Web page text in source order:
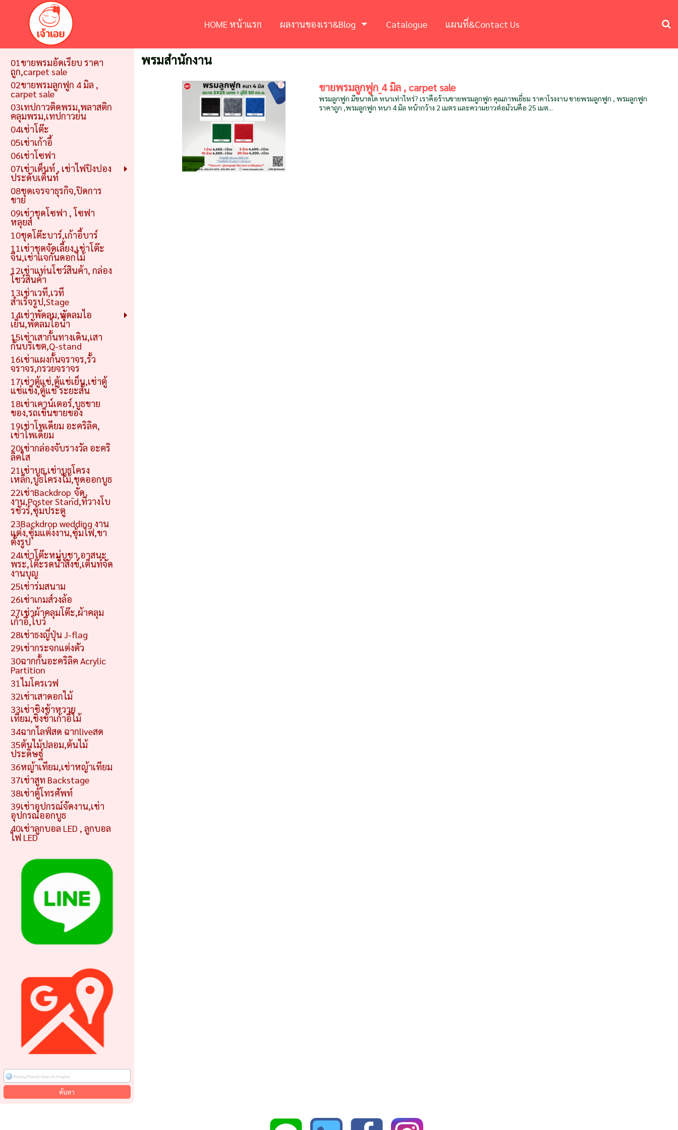
HOME หน้าแรก ผลงานของเรา&Blog Catalogue แผนที่&Contact Us
01ขายพรมอัดเรียบ ราคา
ถูก,carpet sale
02ขายพรมลูกฟูก 4 มิล ,
carpet sale
03เทปกาวติดพรม,พลาสติก
คลุมพรม,เทปกาวย่น
04เช่าโต๊ะ
05เช่าเก้าอี้
06เช่าโซฟา
07เช่าเต็นท์ , เช่าไฟปิงปอง
ประดับเต็นท์
08ชุดเจรจาธุรกิจ,ปิดการ
ขาย
09เช่าชุดโซฟา , โซฟา
หลุยส์
10ชุดโต๊ะบาร์,เก้าอี้บาร์
11เช่าชุดจัดเลี้ยง,เช่าโต๊ะ
จีน,เช่าแจกันดอกไม้
12เช่าแท่นโชว์สินค้า, กล่อง
โชว์สินค้า
13เช่าเวที,เวที
สำเร็จรูป,Stage
14เช่าพัดลม,พัดลมไอ
เย็น,พัดลมไอน้ำ
15เช่าเสากั้นทางเดิน,เสา
กั้นบริเขต,Q-stand
16เช่าแผงกั้นจราจร,รั้ว
จราจร,กรวยจราจร
17เช่าตู้แช่,ตู้แช่เย็น,เช่าตู้
แช่แข็ง,ตู้แช่ ระยะสั้น
18เช่าเคาน์เตอร์,บูธขาย
ของ,รถเข็นขายของ
19เช่าโพเดียม อะคริลิค,
เช่าโพเดียม
20เช่ากล่องจับรางวัล อะคริ
ลิคใส
21เช่าบูธ,เช่าบูธโครง
เหล็ก,บูธโครงไม้,ชุดออกบูธ
22เช่าBackdrop_จัด
งาน,Poster Stand,ที่วางโบ
รชัวร์,ซุ้มประตู
23Backdrop wedding งาน
แต่ง,ซุ้มแต่งงาน,ซุ้มไฟ,ขา
ตั้งรูป
24เช่าโต๊ะหมู่บูชา,อาสนะ
พระ,โต๊ะรดน้ำสังข์,เต็นท์จัด
งานบุญ
25เช่าร่มสนาม
26เช่าเกมส์วงล้อ
27เช่าผ้าคลุมโต๊ะ,ผ้าคลุม
เก้าอี้,โบว์
28เช่าธงญี่ปุ่น J-flag
29เช่ากระจกแต่งตัว
30ฉากกั้นอะคริลิค Acrylic
Partition
31ไมโครเวฟ
32เช่าเสาดอกไม้
33เช่าชิงช้าหวาย
เทียม,ชิงช้าเก้าอี้ไม้
34ฉากไลฟ์สด ฉากliveสด
35ต้นไม้ปลอม,ต้นไม้
ประดิษฐ์
36หญ้าเทียม,เช่าหญ้าเทียม
37เช่าสูท Backstage
38เช่าตู้โทรศัพท์
39เช่าอุปกรณ์จัดงาน,เช่า
อุปกรณ์ออกบูธ
40เช่าลูกบอล LED , ลูกบอล
ไฟ LED
พรมสำนักงาน
ขายพรมลูกฟูก_4 มิล , carpet sale
พรมลูกฟูก มีขนาดใด หนาเท่าไหร่? เราคือร้านขายพรมลูกฟูก คุณภาพเยี่ยม ราคาโรงงาน ขายพรมลูกฟูก , พรมลูกฟูก
ราคาถูก ,พรมลูกฟูก หนา 4 มิล หน้ากว้าง 2 เมตร และความยาวต่อม้วนคือ 25 เมต...